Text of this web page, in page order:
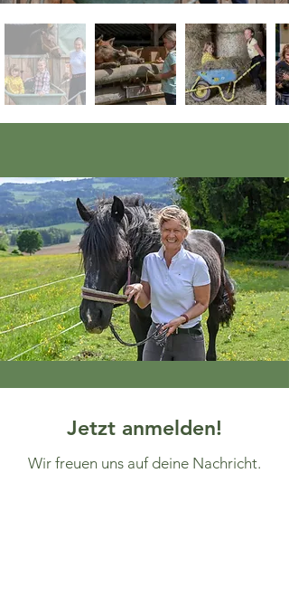
Jetzt anmelden!
Wir freuen uns auf deine Nachricht.